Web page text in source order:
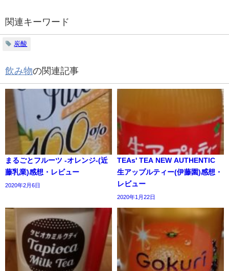
関連キーワード
炭酸
飲み物の関連記事
まるごとフルーツ -オレンジ-(近
藤乳業)感想・レビュー
2020年2月6日
TEAs' TEA NEW AUTHENTIC
生アップルティー(伊藤園)感想・
レビュー
2020年1月22日